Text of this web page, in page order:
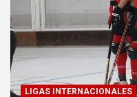
LIGAS INTERNACIONALES